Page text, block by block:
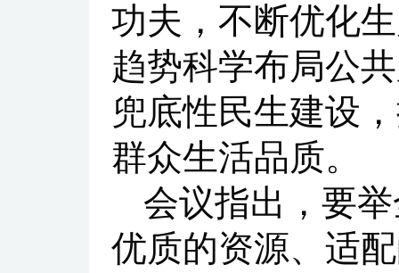
功夫，不断优化
趋势科学布局公
兜底性民生建设
群众生活品质。
会议指出，要
优质的资源、适